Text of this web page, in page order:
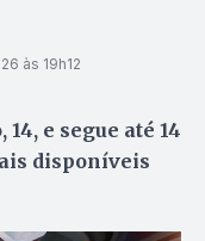
às 19h12
e segue até 14
disponíveis